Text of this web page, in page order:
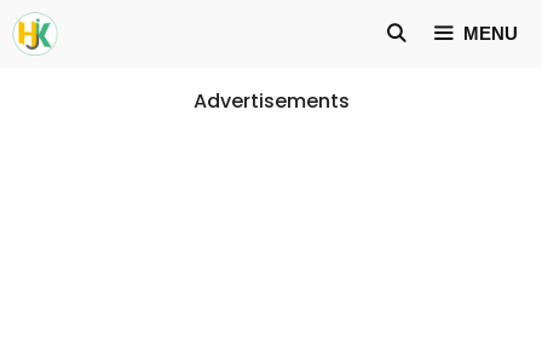
Skip
to
MENU
Advertisements